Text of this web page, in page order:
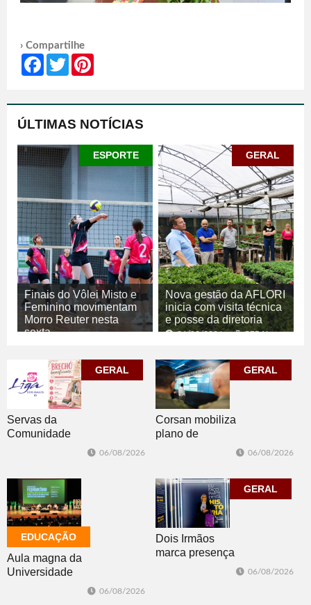
› Compartilhe
Facebook
Twitter
ÚLTIMAS NOTÍCIAS
ESPORTE
Finais do Vôlei Misto e
Feminino movimentam
Morro Reuter nesta
sexta
ESPORTE
GERAL
Nova gestão da AFLORI
inicia com visita técnica
e posse da diretoria
06/08/2026 GERAL
GERAL
Servas da
Comunidade
06/08/2026
GERAL
Corsan mobiliza
plano de
temporais no RS
06/08/2026
EDUCAÇÃO
Aula magna da
Universidade
06/08/2026
GERAL
Dois Irmãos
marca presença
06/08/2026